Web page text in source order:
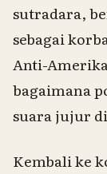
sutradara,
sebagai
Anti-
bagaimana
suara jujur
Kembali ke